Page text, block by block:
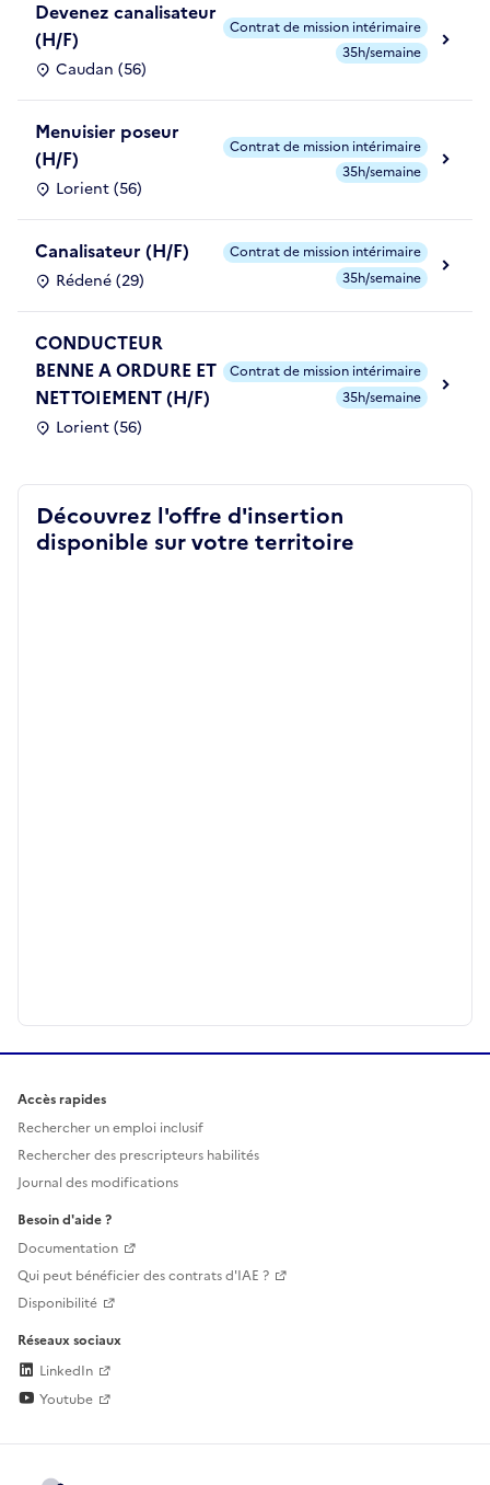
Devenez canalisateur
(H/F)
Caudan (56)
Contrat de mission intérimaire
35h/semaine
Menuisier poseur
(H/F)
Lorient (56)
Contrat de mission intérimaire
35h/semaine
Canalisateur (H/F)
Rédené (29)
Contrat de mission intérimaire
35h/semaine
CONDUCTEUR
BENNE A ORDURE ET
NETTOIEMENT (H/F)
Lorient (56)
Contrat de mission intérimaire
35h/semaine
Découvrez l'offre d'insertion
disponible sur votre territoire
Accès rapides
Rechercher un emploi inclusif
Rechercher des prescripteurs habilités
Journal des modifications
Besoin d'aide ?
Documentation
Qui peut bénéficier des contrats d'IAE ?
Disponibilité
Réseaux sociaux
LinkedIn
Youtube